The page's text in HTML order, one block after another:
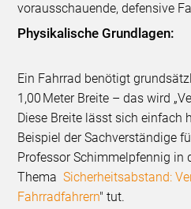
vorausschauende, defensive
Physikalische Grundlagen:
Ein Fahrrad benötigt
1,00 Meter Breite – das wird
Diese Breite lässt sich einfach
Beispiel der Sachverständige
Professor Schimmelpfennig in
Thema Sicherheitsabstand:
Fahrradfahrern" tut.